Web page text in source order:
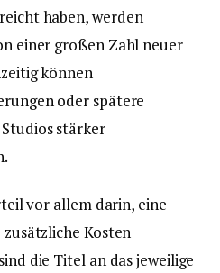
haben, werden
einer großen Zahl neuer
können
oder spätere
stärker
vor allem darin, eine
Kosten
die Titel an das jeweilige